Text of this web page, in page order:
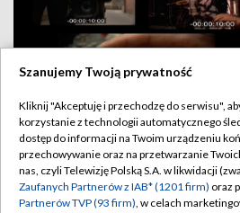
BIAŁYSTOK / BYDGOSZCZ
Szanujemy Twoją prywatność
Kliknij "Akceptuję i przechodzę do serwisu",
korzystanie z technologii automatycznego
dostęp do informacji na Twoim urządzeniu
przechowywanie oraz na przetwarzanie
nas, czyli Telewizję Polską S.A. w likwidacji
Zaufanych Partnerów z IAB* (1201 firm) oraz
Partnerów TVP (93 firm), w celach